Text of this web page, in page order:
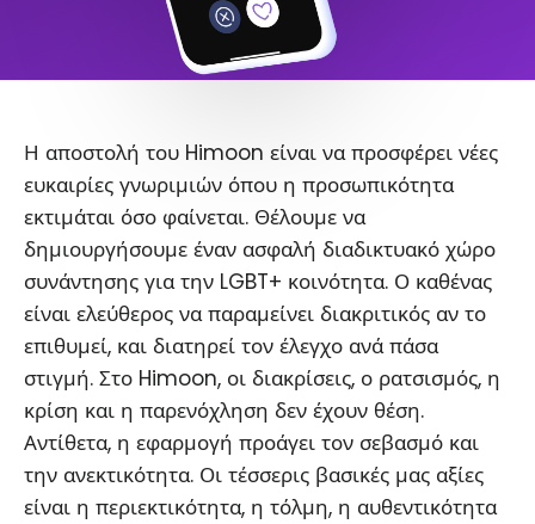
Η αποστολή του Himoon είναι να προσφέρει νέες
ευκαιρίες γνωριμιών όπου η προσωπικότητα
εκτιμάται όσο φαίνεται. Θέλουμε να
δημιουργήσουμε έναν ασφαλή διαδικτυακό χώρο
συνάντησης για την LGBT+ κοινότητα. Ο καθένας
είναι ελεύθερος να παραμείνει διακριτικός αν το
επιθυμεί, και διατηρεί τον έλεγχο ανά πάσα
στιγμή. Στο Himoon, οι διακρίσεις, ο ρατσισμός, η
κρίση και η παρενόχληση δεν έχουν θέση.
Αντίθετα, η εφαρμογή προάγει τον σεβασμό και
την ανεκτικότητα. Οι τέσσερις βασικές μας αξίες
είναι η περιεκτικότητα, η τόλμη, η αυθεντικότητα